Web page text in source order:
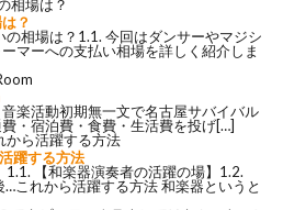
？
相場は？1.1. 今回はダンサーやマジシ
マーへの支払い相場を詳しく紹介しま
楽活動初期無一文で名古屋サバイバル
・宿泊費・食費・生活費を投げ[…]
躍する方法
【和楽器演奏者の活躍の場】1.2.
…これから活躍する方法 和楽器というと